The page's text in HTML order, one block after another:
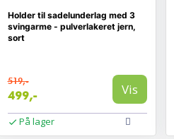
Holder til sadelunderlag med 3
svingarme - pulverlakeret jern,
sort
519,-
499,- Vis
På lager